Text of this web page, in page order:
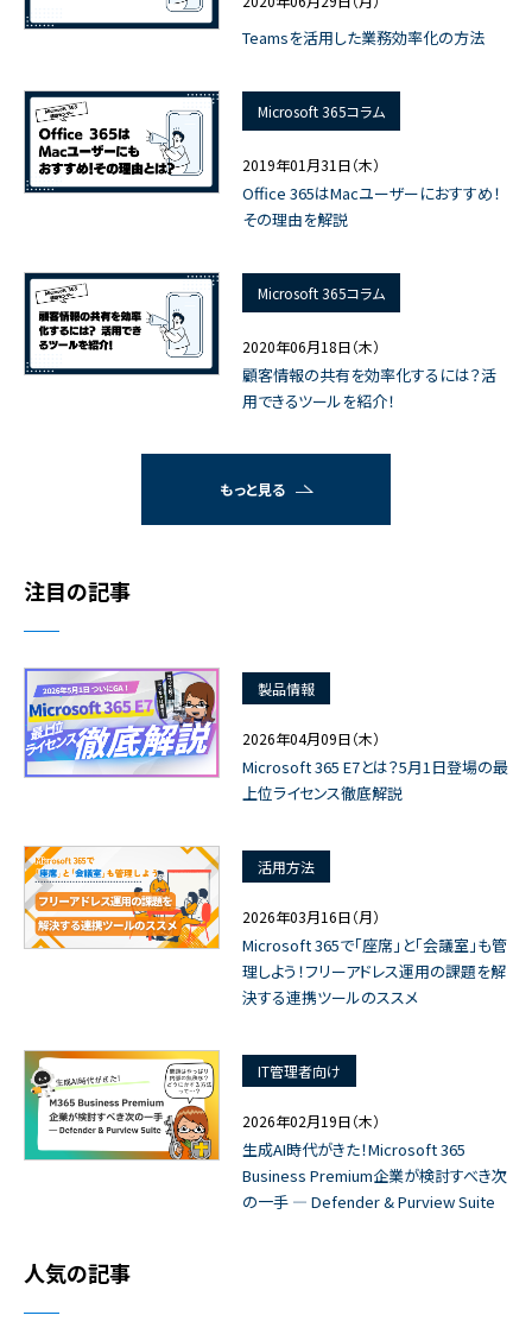
Teamsを活用した業務効率化の方法
Microsoft 365コラム
2019年01月31日（木）
Office 365はMacユーザーにおすすめ！
その理由を解説
Microsoft 365コラム
2020年06月18日（木）
顧客情報の共有を効率化するには？活
用できるツールを紹介！
もっと見る
注目の記事
製品情報
2026年04月09日（木）
Microsoft 365 E7とは？5月1日登場の最
上位ライセンス徹底解説
活用方法
2026年03月16日（月）
Microsoft 365で「座席」と「会議室」も管
理しよう！フリーアドレス運用の課題を解
決する連携ツールのススメ
IT管理者向け
2026年02月19日（木）
生成AI時代がきた！Microsoft 365
Business Premium企業が検討すべき次
の一手 ― Defender & Purview Suite
人気の記事